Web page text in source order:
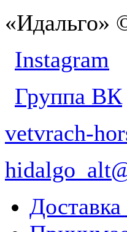
«Идальго»
Instagram
Группа ВК
vetvrach-